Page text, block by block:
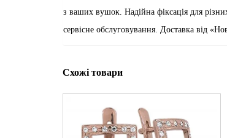
з ваших вушок. Надійна фіксація для
сервісне обслуговування. Доставка від
Схожі товари